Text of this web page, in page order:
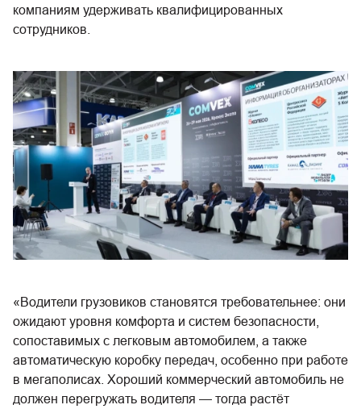
компаниям удерживать квалифицированных
сотрудников.
«Водители грузовиков становятся требовательнее: они
ожидают уровня комфорта и систем безопасности,
сопоставимых с легковым автомобилем, а также
автоматическую коробку передач, особенно при работе
в мегаполисах. Хороший коммерческий автомобиль не
должен перегружать водителя — тогда растёт